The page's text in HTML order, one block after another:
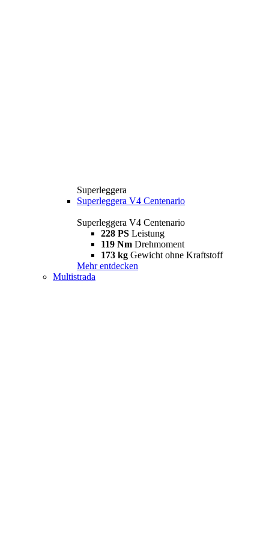
Superleggera
Superleggera V4 Centenario
Superleggera V4 Centenario
228 PS Leistung
119 Nm Drehmoment
173 kg Gewicht ohne Kraftstoff
Mehr entdecken
Multistrada